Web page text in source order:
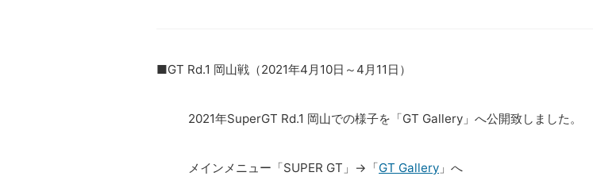
■GT Rd.1 岡山戦（2021年4月10日～4月11日）
2021年SuperGT Rd.1 岡山での様子を「GT Gallery」へ公開致しました。
メインメニュー「SUPER GT」→「GT Gallery 」へ